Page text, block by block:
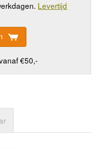
Levertijd
€50,-